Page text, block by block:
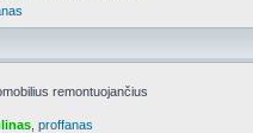
remontuojančius
proffanas